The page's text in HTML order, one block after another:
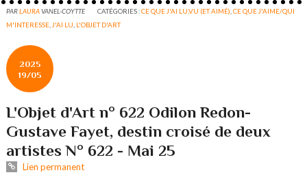
PARLAURAVANEL-COYTTE CATÉGORIES :CE QUE J'AI LU,VU (ET AIMÉ) ,CE QUE J'AIME/QUI
M'INTERESSE J'AI LU L'OBJET D'ART
2025
19/05
L'Objet d'Art n° 622 Odilon Redon-
Gustave Fayet, destin croisé de deux
artistes N° 622 - Mai 25
Lien permanent